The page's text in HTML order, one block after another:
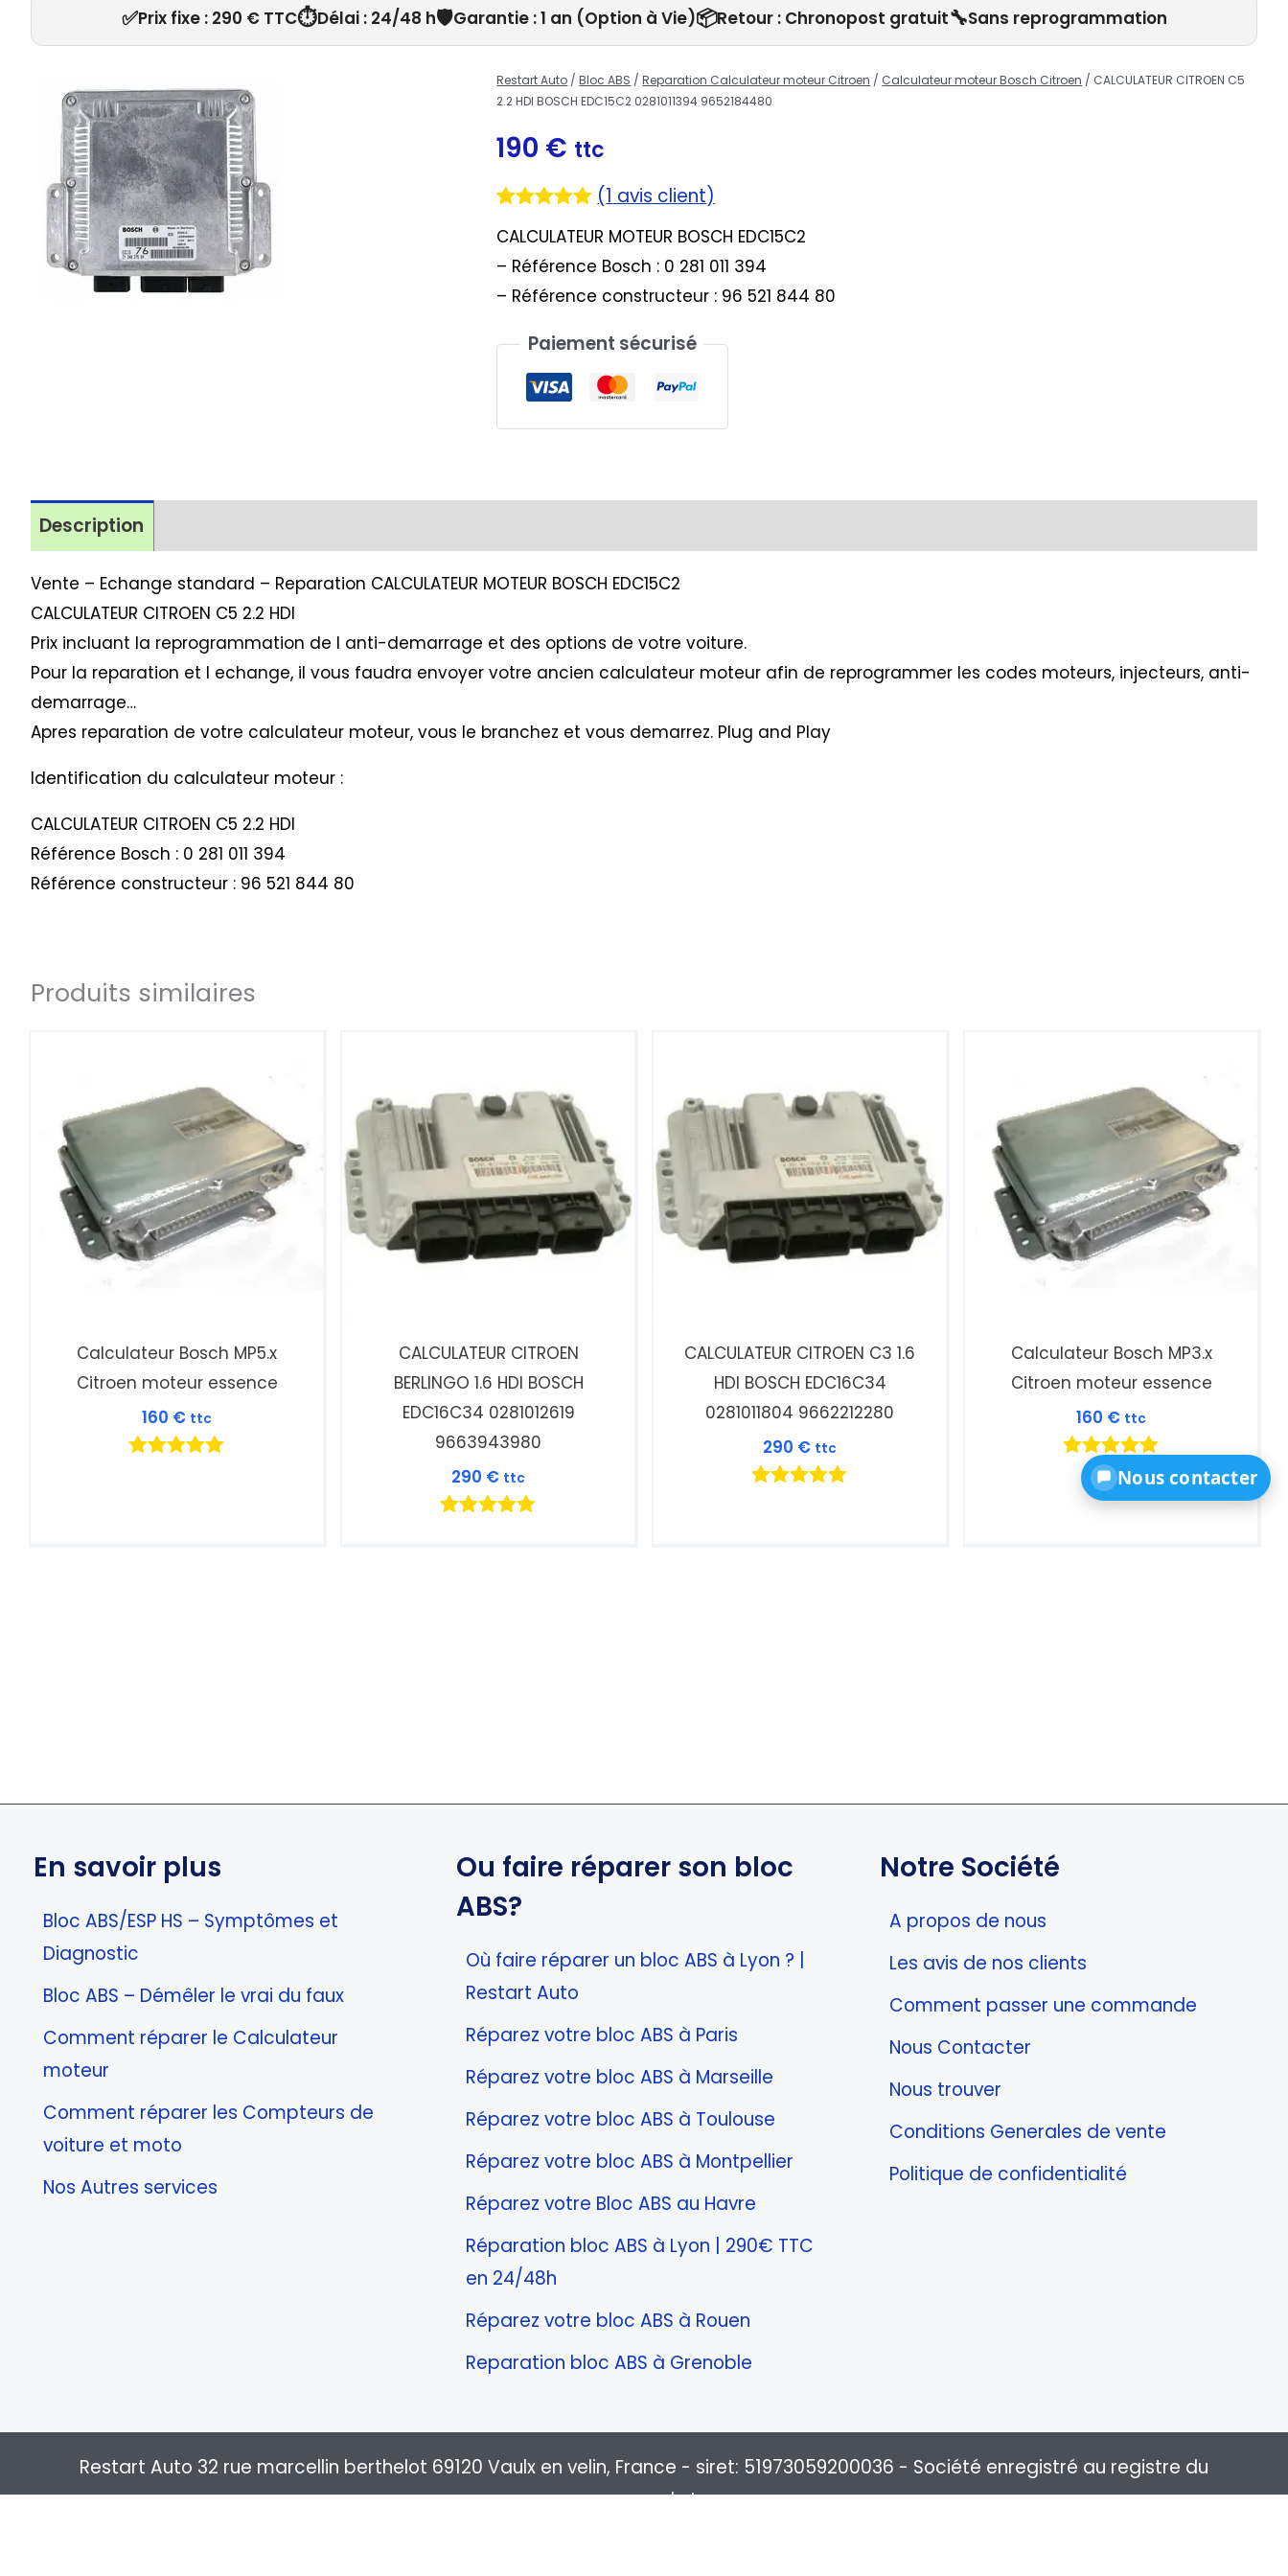
✅Prix fixe : 290 € TTC⏱️Délai : 24/48 h🛡️Garantie : 1 an (Option à Vie)📦Retour : Chronopost gratuit🔧Sans reprogrammation
Restart Auto /Bloc ABS /Reparation Calculateur moteur Citroen / Calculateur moteur Bosch Citroen / CALCULATEUR CITROEN C5
2.2 HDI BOSCH EDC15C2 0281011394 9652184480
190 € ttc
sur 5
basé sur
notation
client
(1 avis client)
CALCULATEUR MOTEUR BOSCH EDC15C2
– Référence Bosch : 0 281 011 394
– Référence constructeur : 96 521 844 80
Paiement sécurisé
Description
Vente – Echange standard – Reparation CALCULATEUR MOTEUR BOSCH EDC15C2
CALCULATEUR CITROEN C5 2.2 HDI
Prix incluant la reprogrammation de l anti-demarrage et des options de votre voiture.
Pour la reparation et l echange, il vous faudra envoyer votre ancien calculateur moteur afin de reprogrammer les codes moteurs, injecteurs, anti-
demarrage…
Apres reparation de votre calculateur moteur, vous le branchez et vous demarrez. Plug and Play
Identification du calculateur moteur :
CALCULATEUR CITROEN C5 2.2 HDI
Référence Bosch : 0 281 011 394
Référence constructeur : 96 521 844 80
Produits similaires
Calculateur Bosch MP5.x
Citroen moteur essence
160 € ttc
CALCULATEUR CITROEN
BERLINGO 1.6 HDI BOSCH
EDC16C34 0281012619
9663943980
290 € ttc
CALCULATEUR CITROEN C3 1.6
HDI BOSCH EDC16C34
0281011804 9662212280
290 € ttc
Calculateur Bosch MP3.x
Citroen moteur essence
160 € ttc
Note
5.00
sur 5
En savoir plus
Bloc ABS/ESP HS – Symptômes et
Diagnostic
Bloc ABS – Démêler le vrai du faux
Comment réparer le Calculateur
moteur
Comment réparer les Compteurs de
voiture et moto
Nos Autres services
Ou faire réparer son bloc
ABS?
Où faire réparer un bloc ABS à Lyon ? |
Restart Auto
Réparez votre bloc ABS à Paris
Réparez votre bloc ABS à Marseille
Réparez votre bloc ABS à Toulouse
Réparez votre bloc ABS à Montpellier
Réparez votre Bloc ABS au Havre
Réparation bloc ABS à Lyon | 290€ TTC
en 24/48h
Réparez votre bloc ABS à Rouen
Reparation bloc ABS à Grenoble
Notre Société
A propos de nous
Les avis de nos clients
Comment passer une commande
Nous Contacter
Nous trouver
Conditions Generales de vente
Politique de confidentialité
Restart Auto 32 rue marcellin berthelot 69120 Vaulx en velin, France - siret: 51973059200036 - Société enregistré au registre du
commerce de Lyon
Nous contacter